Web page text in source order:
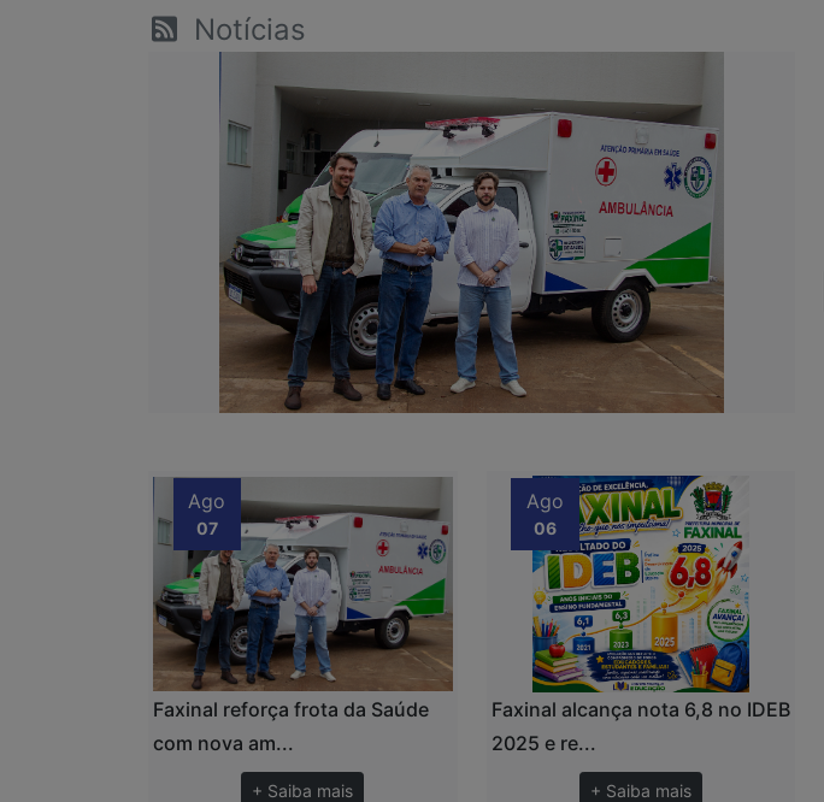
Notícias
Ago
07
Faxinal reforça frota da Saúde
com nova am...
+ Saiba mais
Ago
06
Faxinal alcança nota 6,8 no IDEB
2025 e re...
+ Saiba mais